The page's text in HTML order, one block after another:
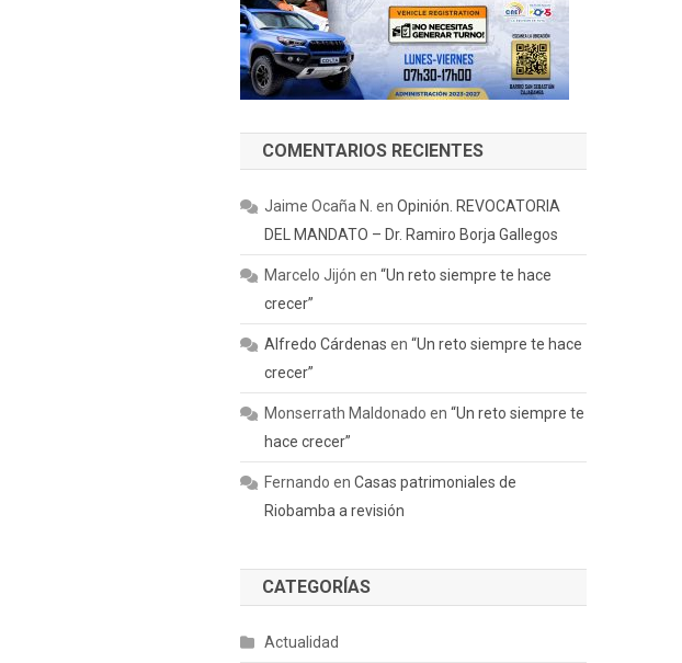
COMENTARIOS RECIENTES
Jaime Ocaña N. enOpinión. REVOCATORIA
DEL MANDATO – Dr. Ramiro Borja Gallegos
Marcelo Jijón en“Un reto siempre te hace
crecer”
Alfredo Cárdenas en“Un reto siempre te hace
crecer”
Monserrath Maldonado en“Un reto siempre te
hace crecer”
Fernando enCasas patrimoniales de
Riobamba a revisión
CATEGORÍAS
Actualidad